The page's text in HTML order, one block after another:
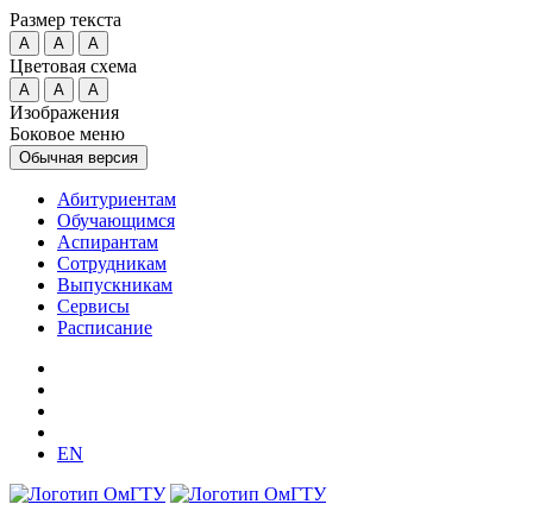
Размер текста
A A A
Цветовая схема
A A A
Изображения
Боковое меню
Обычная версия
Абитуриентам
Обучающимся
Аспирантам
Сотрудникам
Выпускникам
Сервисы
Расписание
EN